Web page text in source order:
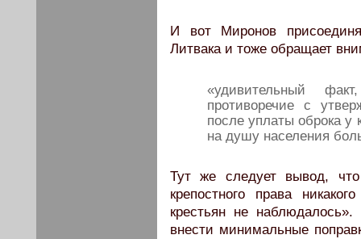
И вот Миронов
Литвака и тоже обращает
«удивительный
противоречие с
после уплаты оброка у
на душу населения
Тут же следует вывод,
крепостного права
крестьян не
внести минимальные